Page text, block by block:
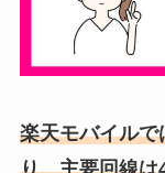
楽天モバイル
り、主要回線